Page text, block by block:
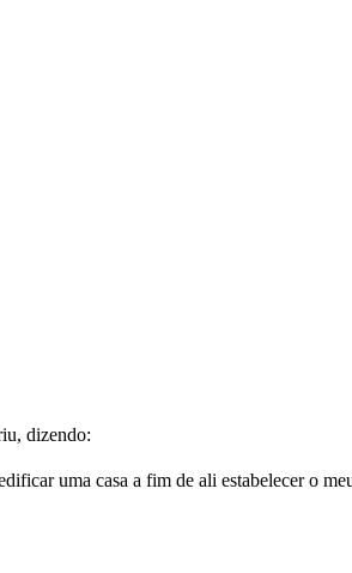
dizendo:
uma casa a fim de ali estabelecer o